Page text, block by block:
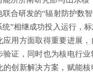
联合研发的“辐射防护数
统”相继成功投入运行，
应用方面取得重要进展
验证，同时也为核电行
的创新解决方案，赋能